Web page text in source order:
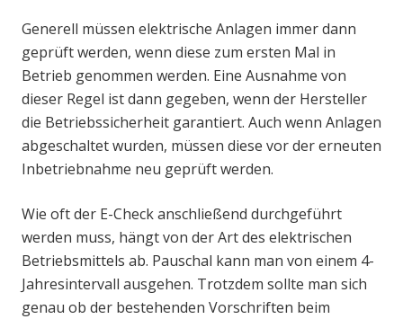
Generell müssen elektrische Anlagen immer dann
geprüft werden, wenn diese zum ersten Mal in
Betrieb genommen werden. Eine Ausnahme von
dieser Regel ist dann gegeben, wenn der Hersteller
die Betriebssicherheit garantiert. Auch wenn Anlagen
abgeschaltet wurden, müssen diese vor der erneuten
Inbetriebnahme neu geprüft werden.
Wie oft der E-Check anschließend durchgeführt
werden muss, hängt von der Art des elektrischen
Betriebsmittels ab. Pauschal kann man von einem 4-
Jahresintervall ausgehen. Trotzdem sollte man sich
genau ob der bestehenden Vorschriften beim